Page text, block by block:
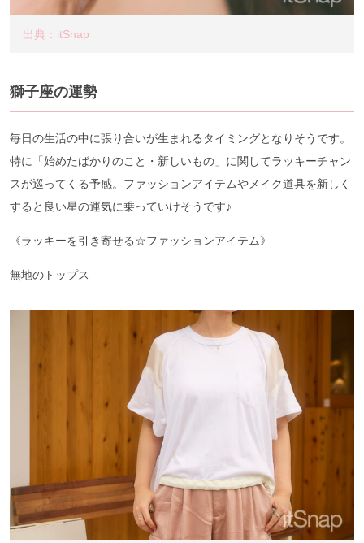
出典：itSnap
獅子座の運勢
毎日の生活の中に張り合いが生まれるタイミングとなりそうです。
特に「始めたばかりのこと・新しいもの」に関してラッキーチャン
スが巡ってくる予感。ファッションアイテムやメイク道具を新しく
すると良い星の運気に乗っていけそうです♪
《ラッキーを引き寄せる☆ファッションアイテム》
無地のトップス